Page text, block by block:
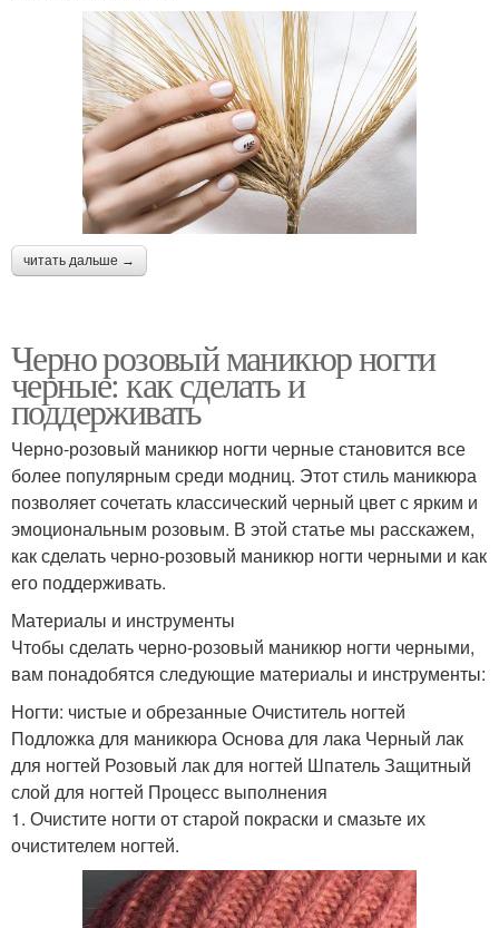
читать дальше →
Черно розовый маникюр ногти
черные: как сделать и
поддерживать
Черно-розовый маникюр ногти черные становится все
более популярным среди модниц. Этот стиль маникюра
позволяет сочетать классический черный цвет с ярким и
эмоциональным розовым. В этой статье мы расскажем,
как сделать черно-розовый маникюр ногти черными и как
его поддерживать.
Материалы и инструменты
Чтобы сделать черно-розовый маникюр ногти черными,
вам понадобятся следующие материалы и инструменты:
Ногти: чистые и обрезанные Очиститель ногтей
Подложка для маникюра Основа для лака Черный лак
для ногтей Розовый лак для ногтей Шпатель Защитный
слой для ногтей Процесс выполнения
1. Очистите ногти от старой покраски и смазьте их
очистителем ногтей.